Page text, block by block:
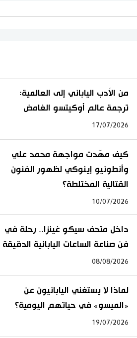
من الأدب الياباني إلى العالمية:
ترجمة عالم أوكيتسو الغامض
17/07/2026
كيف مهّدت مواجهة محمد علي
وأنطونيو إينوكي لظهور الفنون
القتالية المختلطة؟
10/07/2026
داخل متحف سيكو غينزا.. رحلة في
فن صناعة الساعات اليابانية الدقيقة
08/08/2026
لماذا لا يستغني اليابانيون عن
«الميسو» في حياتهم اليومية؟
19/07/2026